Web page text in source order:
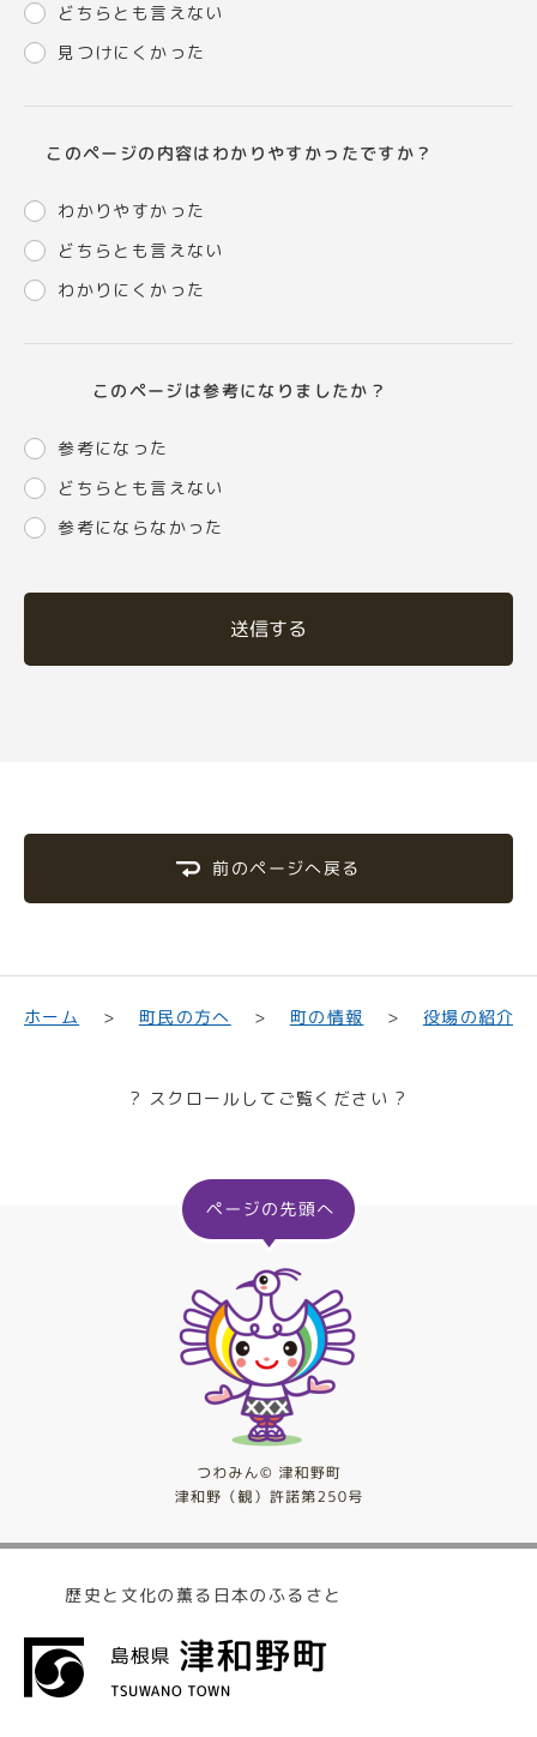
どちらとも言えない
見つけにくかった
このページの内容はわかりやすかったですか？
わかりやすかった
どちらとも言えない
わかりにくかった
このページは参考になりましたか？
参考になった
どちらとも言えない
参考にならなかった
送信する
前のページへ戻る
ホーム 町民の方へ 町の情報 役場の紹介
? スクロールしてご覧ください ?
歴史と文化の薫る日本のふるさと